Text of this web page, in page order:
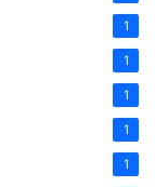
1
1
1
1
1